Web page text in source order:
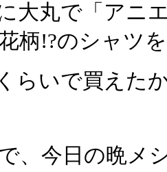
大丸で「アニ
柄!?のシャツ
らいで買えた
、今日の晩メ